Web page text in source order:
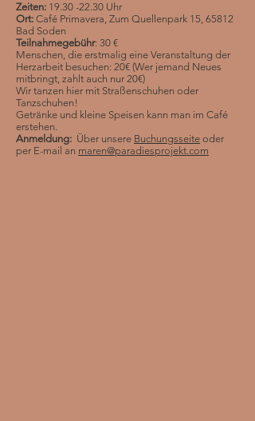
Zeiten: 19.30 -22.30 Uhr
Ort: Café Primavera, Zum Quellenpark 15, 65812
Bad Soden
Teilnahmegebühr: 30 €
Menschen, die erstmalig eine Veranstaltung der
Herzarbeit besuchen: 20€ (Wer jemand Neues
mitbringt, zahlt auch nur 20€)
Wir tanzen hier mit Straßenschuhen oder
Tanzschuhen!
Getränke und kleine Speisen kann man im Café
erstehen.
Anmeldung: Über unsere Buchungsseite oder
per E-mail an maren@paradiesprojekt.com